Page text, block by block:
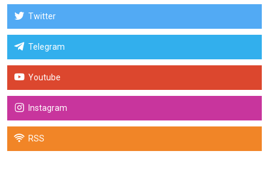
Twitter
Telegram
Youtube
Instagram
RSS